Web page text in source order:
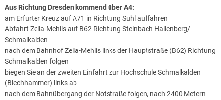
Aus Richtung Dresden kommend über A4:
am Erfurter Kreuz auf A71 in Richtung Suhl auffahren
Abfahrt Zella-Mehlis auf B62 Richtung Steinbach Hallenberg/
Schmalkalden
nach dem Bahnhof Zella-Mehlis links der Hauptstraße (B62) Richtung
Schmalkalden folgen
biegen Sie an der zweiten Einfahrt zur Hochschule Schmalkalden
(Blechhammer) links ab
nach dem Bahnübergang der Notstraße folgen, nach 2400 Metern